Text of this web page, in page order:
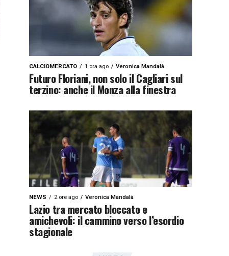
CALCIOMERCATO 1 ora ago Veronica Mandalà
Futuro Floriani, non solo il Cagliari sul
terzino: anche il Monza alla finestra
NEWS 2 ore ago Veronica Mandalà
Lazio tra mercato bloccato e
amichevoli: il cammino verso l’esordio
stagionale